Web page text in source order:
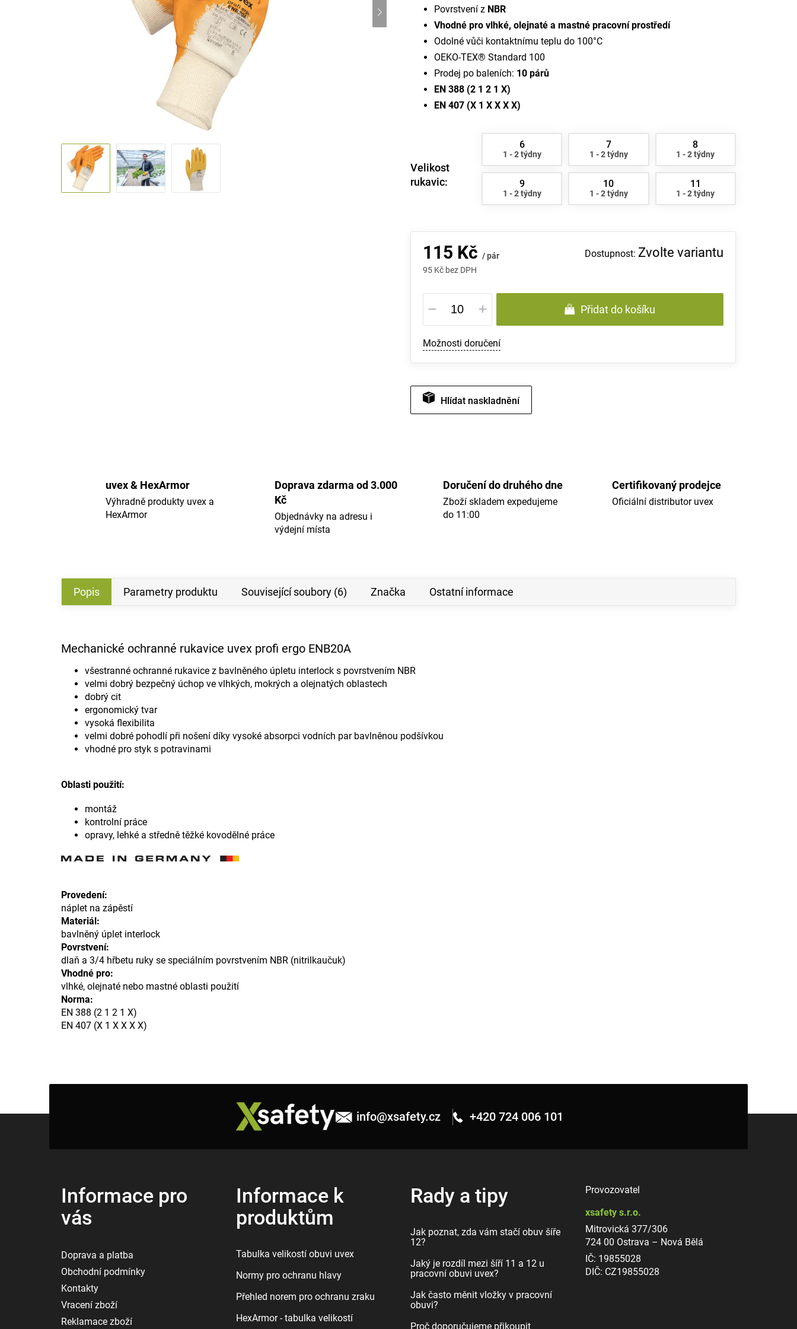
Povrstvení z NBR
Vhodné pro vlhké, olejnaté a mastné pracovní prostředí
Odolné vůči kontaktnímu teplu do 100°C
OEKO-TEX® Standard 100
Prodej po baleních: 10 párů
EN 388 (2 1 2 1 X)
EN 407 (X 1 X X X X)
Velikost
rukavic:
6
1 - 2 týdny
7
1 - 2 týdny
8
1 - 2 týdny
9
1 - 2 týdny
10
1 - 2 týdny
11
1 - 2 týdny
115 Kč / pár
95 Kč bez DPH
Měrná
cena:
Zvolte variantu
Přidat do košíku
Možnosti doručení
Hlídat
uvex & HexArmor
Výhradně produkty uvex a
HexArmor
Doprava zdarma od 3.000
Kč
Objednávky na adresu i
výdejní místa
Doručení do druhého dne
Zboží skladem expedujeme
do 11:00
Certifikovaný prodejce
Oficiální distributor uvex
Popis Parametry produktu Související soubory (6) Značka Ostatní informace
Mechanické ochranné rukavice uvex profi ergo ENB20A
všestranné ochranné rukavice z bavlněného úpletu interlock s povrstvením NBR
velmi dobrý bezpečný úchop ve vlhkých, mokrých a olejnatých oblastech
dobrý cit
ergonomický tvar
vysoká flexibilita
velmi dobré pohodlí při nošení díky vysoké absorpci vodních par bavlněnou podšívkou
vhodné pro styk s potravinami
Oblasti použití:
montáž
kontrolní práce
opravy, lehké a středně těžké kovodělné práce
Provedení:
náplet na zápěstí
Materiál:
bavlněný úplet interlock
Povrstvení:
dlaň a 3/4 hřbetu ruky se speciálním povrstvením NBR (nitrilkaučuk)
Vhodné pro:
vlhké, olejnaté nebo mastné oblasti použití
Norma:
EN 388 (2 1 2 1 X)
EN 407 (X 1 X X X X)
info@xsafety.cz +420 724 006 101
Informace pro
vás
Doprava a platba
Obchodní podmínky
Kontakty
Vracení zboží
Reklamace zboží
Informace k
produktům
Tabulka velikostí obuvi uvex
Normy pro ochranu hlavy
Přehled norem pro ochranu zraku
HexArmor - tabulka velikostí
Rady a tipy
Jak poznat, zda vám stačí obuv šíře
12?
Jaký je rozdíl mezi šíří 11 a 12 u
pracovní obuvi uvex?
Jak často měnit vložky v pracovní
obuvi?
Proč doporučujeme přikoupit
Provozovatel
xsafety s.r.o.
Mitrovická 377/306
724 00 Ostrava – Nová Bělá
IČ: 19855028
DIČ: CZ19855028